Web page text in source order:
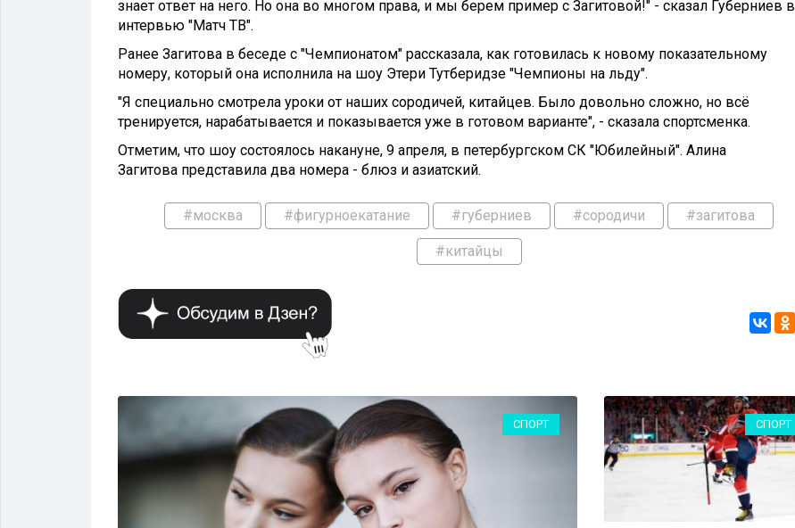
знает ответ на него. Но она во многом права, и мы берем пример с Загитовой!" - сказал Губерниев в
интервью "Матч ТВ".
Ранее Загитова в беседе с "Чемпионатом" рассказала, как готовилась к новому показательному
номеру, который она исполнила на шоу Этери Тутберидзе "Чемпионы на льду".
"Я специально смотрела уроки от наших сородичей, китайцев. Было довольно сложно, но всё
тренируется, нарабатывается и показывается уже в готовом варианте", - сказала спортсменка.
Отметим, что шоу состоялось накануне, 9 апреля, в петербургском СК "Юбилейный". Алина
Загитова представила два номера - блюз и азиатский.
#москва #фигурноекатание #губерниев #сородичи #загитова
#китайцы
СПОРТ СПОРТ